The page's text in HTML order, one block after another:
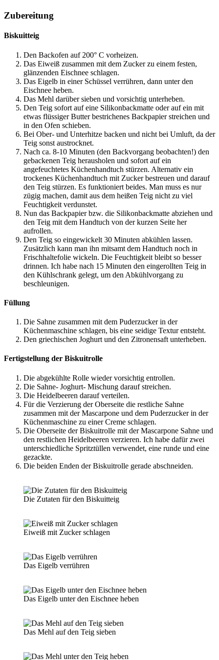
Zubereitung
Biskuitteig
Den Backofen auf 200° C vorheizen.
Das Eiweiß zusammen mit dem Zucker zu einem festen,
glänzenden Eischnee schlagen.
Das Eigelb in einer Schüssel verrühren, dann unter den
Eischnee heben.
Das Mehl darüber sieben und vorsichtig unterheben.
Den Teig sofort auf eine Silikonbackmatte oder auf ein mit
etwas flüssiger Butter bestrichenes Backpapier streichen und
in den Ofen schieben.
Bei Ober- und Unterhitze backen und nicht bei Umluft, da der
Teig sonst austrocknet.
Nach ca. 8-10 Minuten (den Backvorgang beobachten!) den
gebackenen Teig herausholen und sofort auf ein
angefeuchtetes Küchenhandtuch stürzen. Alternativ ein
trockenes Küchenhandtuch mit Zucker bestreuen und darauf
den Teig stürzen. Es funktioniert beides. Man muss es nur
zügig machen, damit aus dem heißen Teig nicht zu viel
Feuchtigkeit verdunstet.
Nun das Backpapier bzw. die Silikonbackmatte abziehen und
den Teig mit dem Handtuch von der kurzen Seite her
aufrollen.
Den Teig so eingewickelt 30 Minuten abkühlen lassen.
Zusätzlich kann man ihn mitsamt dem Handtuch noch in
Frischhaltefolie wickeln. Die Feuchtigkeit bleibt so besser
drinnen. Ich habe nach 15 Minuten den eingerollten Teig in
den Kühlschrank gelegt, um den Abkühlvorgang zu
beschleunigen.
Füllung
Die Sahne zusammen mit dem Puderzucker in der
Küchenmaschine schlagen, bis eine seidige Textur entsteht.
Den griechischen Joghurt und den Zitronensaft unterheben.
Fertigstellung der Biskuitrolle
Die abgekühlte Rolle wieder vorsichtig entrollen.
Die Sahne- Joghurt- Mischung darauf streichen.
Die Heidelbeeren darauf verteilen.
Für die Verzierung der Oberseite die restliche Sahne
zusammen mit der Mascarpone und dem Puderzucker in der
Küchenmaschine zu einer Creme schlagen.
Die Oberseite der Biskuitrolle mit der Mascarpone Sahne und
den restlichen Heidelbeeren verzieren. Ich habe dafür zwei
unterschiedliche Spritztüllen verwendet, eine runde und eine
gezackte.
Die beiden Enden der Biskuitrolle gerade abschneiden.
Die Zutaten für den Biskuitteig
Eiweiß mit Zucker schlagen
Das Eigelb verrühren
Das Eigelb unter den Eischnee heben
Das Mehl auf den Teig sieben